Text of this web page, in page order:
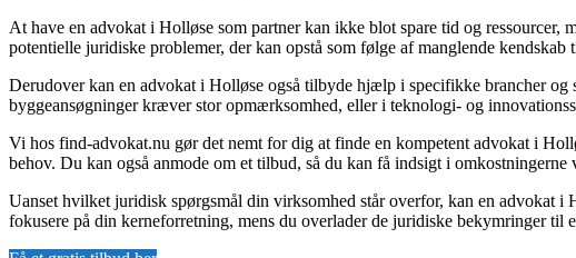
At have en advokat i Holløse som partner kan ikke blot spare tid og
potentielle juridiske problemer, der kan opstå som følge af manglende kendskab
Derudover kan en advokat i Holløse også tilbyde hjælp i specifikke brancher
byggeansøgninger kræver stor opmærksomhed, eller i teknologi- og
Vi hos find-advokat.nu gør det nemt for dig at finde en kompetent advokat i
behov. Du kan også anmode om et tilbud, så du kan få indsigt i omkostningerne
Uanset hvilket juridisk spørgsmål din virksomhed står overfor, kan en advokat
fokusere på din kerneforretning, mens du overlader de juridiske bekymringer til